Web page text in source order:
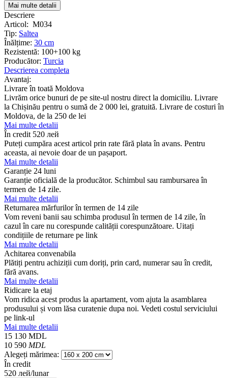
Mai multe detalii
Descriere
Articol: M034
Tip: Saltea
Înălțime: 30 cm
Rezistentă: 100+100 kg
Producător: Turcia
Descrierea completa
Avantaj:
Livrare în toată Moldova
Livrăm orice bunuri de pe site-ul nostru direct la domiciliu. Livrare
la Chișinău pentru o sumă de 2 000 lei, gratuită. Livrare de costuri în
Moldova, de la 250 de lei
Mai multe detalii
În credit 520 лей
Puteți cumpăra acest articol prin rate fără plata în avans. Pentru
aceasta, ai nevoie doar de un pașaport.
Mai multe detalii
Garanție 24 luni
Garanție oficială de la producător. Schimbul sau rambursarea în
termen de 14 zile.
Mai multe detalii
Returnarea mărfurilor în termen de 14 zile
Vom reveni banii sau schimba produsul în termen de 14 zile, în
cazul în care nu corespunde calității corespunzătoare. Uitați
condițiile de returnare pe link
Mai multe detalii
Achitarea convenabila
Plătiți pentru achiziții cum doriți, prin card, numerar sau în credit,
fără avans.
Mai multe detalii
Ridicare la etaj
Vom ridica acest produs la apartament, vom ajuta la asamblarea
produsului și vom lăsa curatenie dupa noi. Vedeti costul serviciului
pe link-ul
Mai multe detalii
15 130 MDL
10 590 MDL
Alegeți mărimea:
În credit
520 лей/lunar